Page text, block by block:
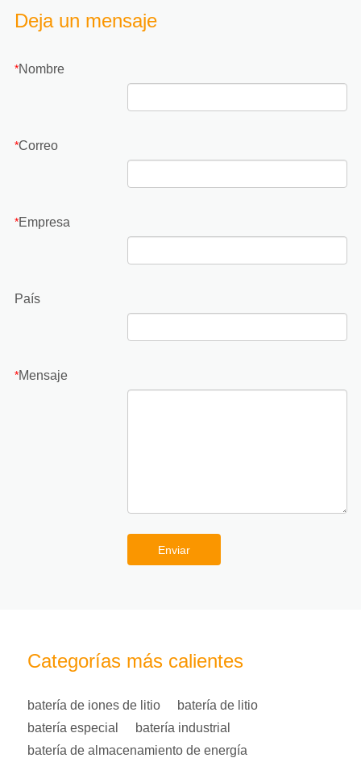
Deja un mensaje
*Nombre
*Correo
*Empresa
País
*Mensaje
Enviar
Categorías más calientes
batería de iones de litio
batería de litio
batería especial
batería industrial
batería de almacenamiento de energía